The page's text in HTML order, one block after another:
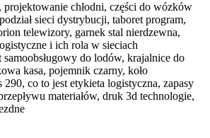
projektowanie chłodni, części do wózków
sieci dystrybucji, taboret program,
telewizory, garnek stal nierdzewna,
i ich rola w sieciach
do lodów, krajalnice do
kasa, pojemnik czarny, koło
290, co to jest etykieta logistyczna, zapasy
materiałów, druk 3d technologie,